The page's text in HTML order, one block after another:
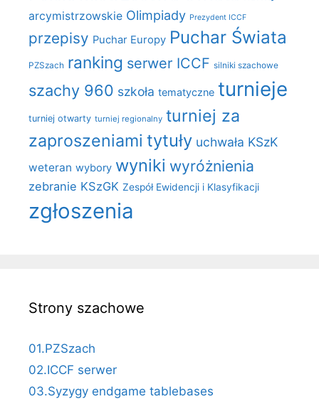
arcymistrzowskie Olimpiady Prezydent ICCF
przepisy Puchar Europy Puchar Świata
PZSzach ranking serwer ICCF silniki szachowe
szachy 960 szkoła tematyczne turnieje
turniej otwarty turniej regionalny turniej za
zaproszeniami tytuły uchwała KSzK
weteran wybory wyniki wyróżnienia
zebranie KSzGK Zespół Ewidencji i Klasyfikacji
zgłoszenia
Strony szachowe
01.PZSzach
02.ICCF serwer
03.Syzygy endgame tablebases